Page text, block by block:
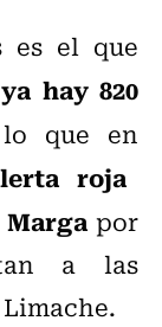
es el que
ya hay 820
que en
roja
por
a las